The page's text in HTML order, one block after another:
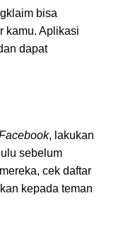
bisa
kamu. Aplikasi
dapat
, lakukan
sebelum
cek daftar
kepada teman